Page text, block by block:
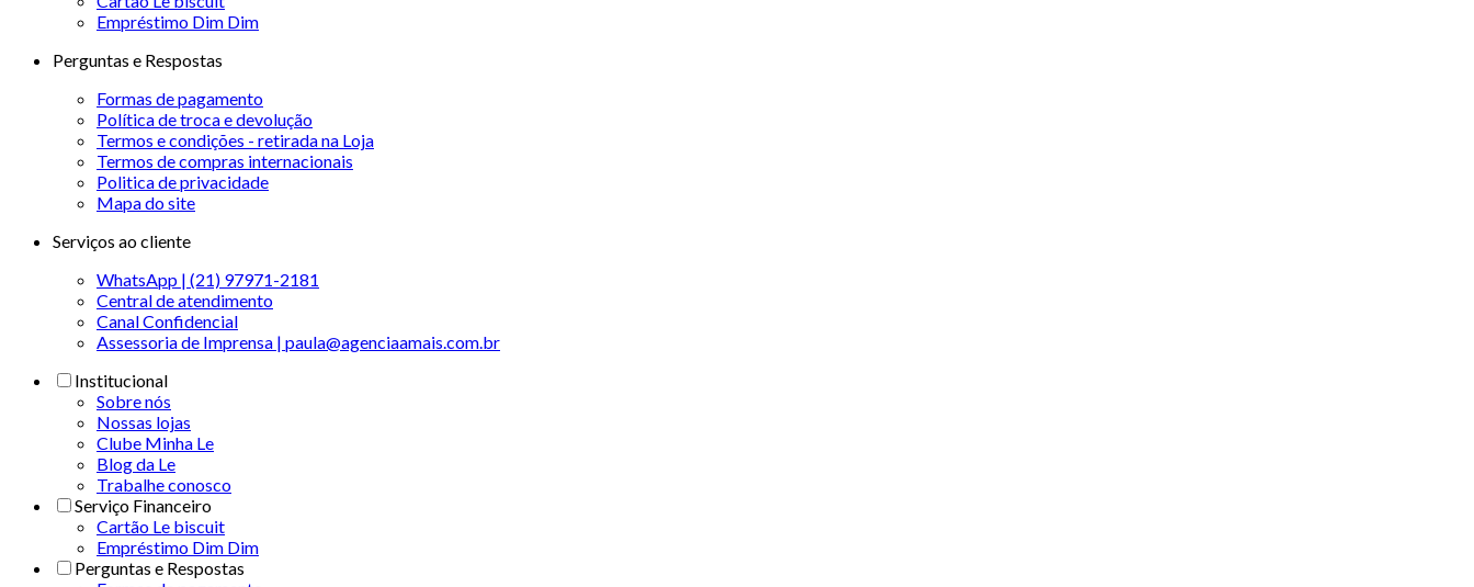
Empréstimo Dim Dim
Perguntas e Respostas
Formas de pagamento
Política de troca e devolução
Termos e condições - retirada na Loja
Termos de compras internacionais
Politica de privacidade
Mapa do site
Serviços ao cliente
WhatsApp | (21) 97971-2181
Central de atendimento
Canal Confidencial
Assessoria de Imprensa | paula@agenciaamais.com.br
Institucional
Sobre nós
Nossas lojas
Clube Minha Le
Blog da Le
Trabalhe conosco
Serviço Financeiro
Cartão Le biscuit
Empréstimo Dim Dim
Perguntas e Respostas